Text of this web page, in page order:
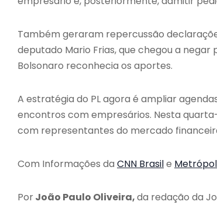
Também geraram repercussão
deputado Mario Frias, que chegou a
Bolsonaro reconhecia os aportes.
A estratégia do PL agora é ampliar
encontros com empresários. Nesta
com representantes do mercado
Com Informações da CNN Brasile
PorJoão Paulo Oliveira,da redação da